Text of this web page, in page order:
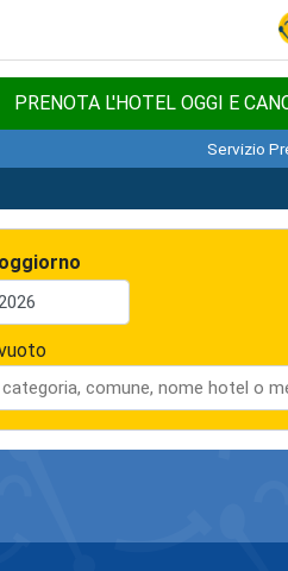
PRENOTA L'HOTEL OGGI E
Servizio